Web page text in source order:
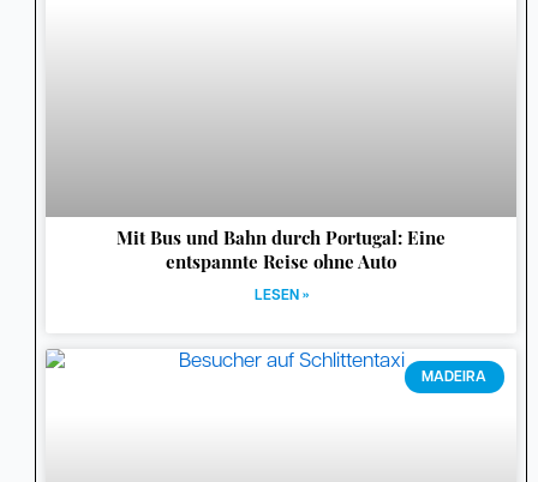
Mit Bus und Bahn durch Portugal: Eine
entspannte Reise ohne Auto
LESEN »
MADEIRA